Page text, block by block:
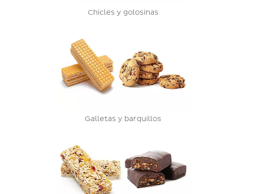
Chicles y golosinas
Galletas y barquillos